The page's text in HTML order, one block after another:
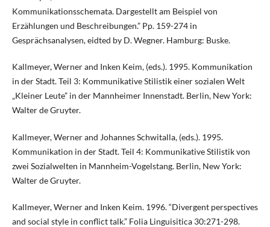
Kommunikationsschemata. Dargestellt am Beispiel von
Erzählungen und Beschreibungen.” Pp. 159-274 in
Gesprächsanalysen, eidted by D. Wegner. Hamburg: Buske.
Kallmeyer, Werner and Inken Keim, (eds.). 1995. Kommunikation
in der Stadt. Teil 3: Kommunikative Stilistik einer sozialen Welt
„Kleiner Leute” in der Mannheimer Innenstadt. Berlin, New York:
Walter de Gruyter.
Kallmeyer, Werner and Johannes Schwitalla, (eds.). 1995.
Kommunikation in der Stadt. Teil 4: Kommunikative Stilistik von
zwei Sozialwelten in Mannheim-Vogelstang. Berlin, New York:
Walter de Gruyter.
Kallmeyer, Werner and Inken Keim. 1996. “Divergent perspectives
and social style in conflict talk.” Folia Linguisitica 30:271-298.